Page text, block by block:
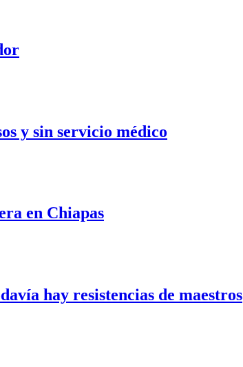
y sin servicio médico
en Chiapas
hay resistencias de maestros